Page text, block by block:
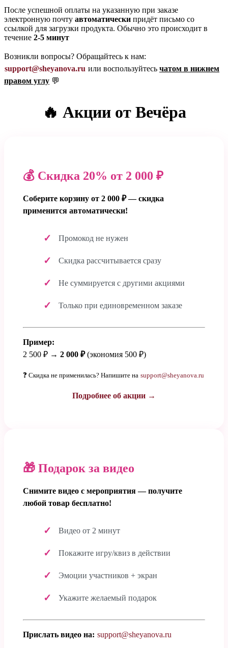
После успешной оплаты на указанную при заказе
электронную почту автоматически придёт письмо со
ссылкой для загрузки продукта. Обычно это происходит в
течение 2-5 минут
Возникли вопросы? Обращайтесь к нам:
support@sheyanova.ru или воспользуйтесь чатом в нижнем
правом углу 💬
🔥 Акции от Вечёра
💰 Скидка 20% от 2 000 ₽
Соберите корзину от 2 000 ₽ — скидка
применится автоматически!
Промокод не нужен
Скидка рассчитывается сразу
Не суммируется с другими акциями
Только при единовременном заказе
Пример:
2 500 ₽ → 2 000 ₽(экономия 500 ₽)
❓ Скидка не применилась? Напишите на support@sheyanova.ru
Подробнее об акции →
🎁 Подарок за видео
Снимите видео с мероприятия — получите
любой товар бесплатно!
Видео от 2 минут
Покажите игру/квиз в действии
Эмоции участников + экран
Укажите желаемый подарок
Прислать видео на: support@sheyanova.ru